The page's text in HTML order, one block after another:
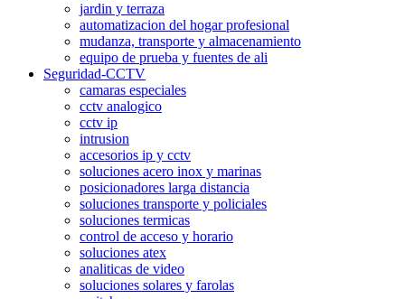
jardin y terraza
automatizacion del hogar profesional
mudanza, transporte y almacenamiento
equipo de prueba y fuentes de ali
Seguridad-CCTV
camaras especiales
cctv analogico
cctv ip
intrusion
accesorios ip y cctv
soluciones acero inox y marinas
posicionadores larga distancia
soluciones transporte y policiales
soluciones termicas
control de acceso y horario
soluciones atex
analiticas de video
soluciones solares y farolas